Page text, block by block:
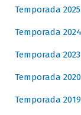
Temporada 2025
Temporada 2024
Temporada 2023
Temporada 2020
Temporada 2019